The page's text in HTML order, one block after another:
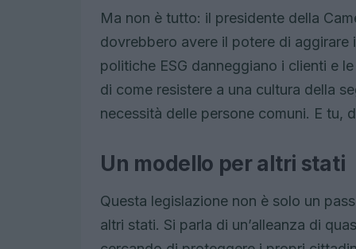
Ma non è tutto: il presidente della
dovrebbero avere il potere di
politiche ESG danneggiano i clienti e
di come resistere a una cultura della
necessità delle persone comuni. E tu,
Un modello per altri stati
Questa legislazione non è solo un
altri stati. Si parla di un’alleanza di